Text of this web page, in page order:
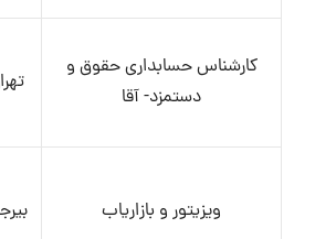
کارشناس حسابداری حقوق و
دستمزد- آقا
ویزیتور و بازاریاب